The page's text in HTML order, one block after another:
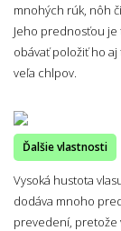
mnohých rúk, nôh
Jeho prednosťou
obávať položiť ho
veľa chlpov.
Ďalšie vlastnosti
Vysoká hustota
dodáva mnoho
prevedení, pretože